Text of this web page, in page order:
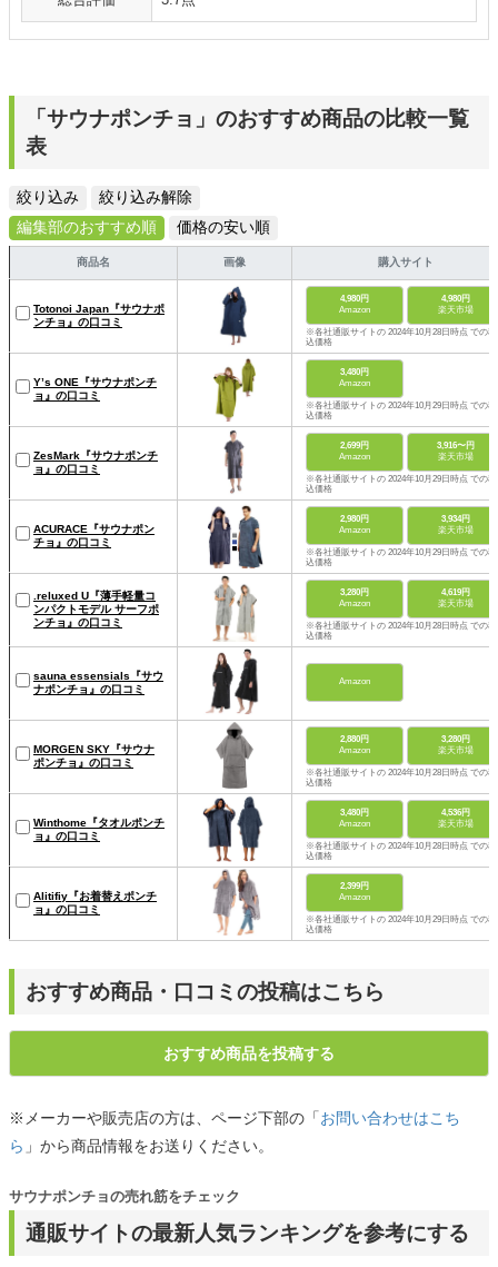
「サウナポンチョ」のおすすめ商品の比較一覧
表
絞り込み
絞り込み解除
編集部のおすすめ順
価格の安い順
商品名 画像 購入サイト
Totonoi Japan『サウナポ
ンチョ』の口コミ
4,980円
Amazon
4,980円
楽天市場
※各社通販サイトの 2024年10月28日時点 での税
込価格
Y’s ONE『サウナポンチ
ョ』の口コミ
3,480円
Amazon
※各社通販サイトの 2024年10月29日時点 での税
込価格
ZesMark『サウナポンチ
ョ』の口コミ
2,699円
Amazon
3,916〜円
楽天市場
※各社通販サイトの 2024年10月29日時点 での税
込価格
ACURACE『サウナポン
チョ』の口コミ
2,980円
Amazon
3,934円
楽天市場
※各社通販サイトの 2024年10月29日時点 での税
込価格
.reluxed U『薄手軽量コ
ンパクトモデル サーフポ
ンチョ』の口コミ
3,280円
Amazon
4,619円
楽天市場
※各社通販サイトの 2024年10月28日時点 での税
込価格
sauna essensials『サウ
ナポンチョ』の口コミ
Amazon
MORGEN SKY『サウナ
ポンチョ』の口コミ
2,880円
Amazon
3,280円
楽天市場
※各社通販サイトの 2024年10月28日時点 での税
込価格
Winthome『タオルポンチ
ョ』の口コミ
3,480円
Amazon
4,536円
楽天市場
※各社通販サイトの 2024年10月28日時点 での税
込価格
Alitifiy『お着替えポンチ
ョ』の口コミ
2,399円
Amazon
※各社通販サイトの 2024年10月29日時点 での税
込価格
おすすめ商品・口コミの投稿はこちら
おすすめ商品を投稿する
※メーカーや販売店の方は、ページ下部の「お問い合わせはこち
ら 」から商品情報をお送りください。
通販サイトの最新人気ランキングを参考にする
サウナポンチョの売れ筋をチェック